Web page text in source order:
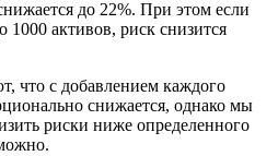
до 22%. При этом если
1000 активов, риск снизится
что с добавлением каждого
снижается, однако мы
риски ниже определенного